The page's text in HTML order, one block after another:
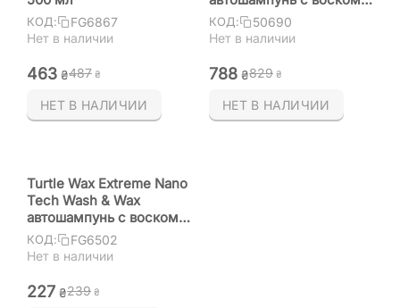
КОД:
FG6867
Нет в наличии
‍463‍ ₴‍487‍ ₴
НЕТ В НАЛИЧИИ
карнаубы 1,89 л
КОД:
50690
Нет в наличии
‍788‍ ₴‍829‍ ₴
НЕТ В НАЛИЧИИ
Turtle Wax Extreme Nano
Tech Wash & Wax
автошампунь с воском 1
л
КОД:
FG6502
Нет в наличии
‍227‍ ₴‍239‍ ₴